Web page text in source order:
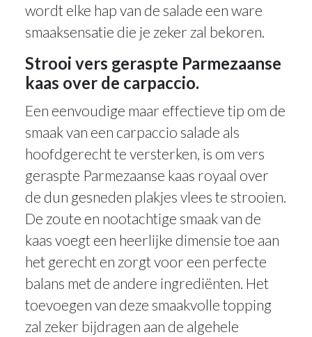
wordt elke hap van de salade een ware
smaaksensatie die je zeker zal bekoren.
Strooi vers geraspte Parmezaanse
kaas over de carpaccio.
Een eenvoudige maar effectieve tip om de
smaak van een carpaccio salade als
hoofdgerecht te versterken, is om vers
geraspte Parmezaanse kaas royaal over
de dun gesneden plakjes vlees te strooien.
De zoute en nootachtige smaak van de
kaas voegt een heerlijke dimensie toe aan
het gerecht en zorgt voor een perfecte
balans met de andere ingrediënten. Het
toevoegen van deze smaakvolle topping
zal zeker bijdragen aan de algehele